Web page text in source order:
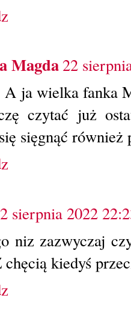
Magda22
A ja wielka fanka
czytać już
sięgnąć również
sierpnia 2022
niz zazwyczaj
kiedyś